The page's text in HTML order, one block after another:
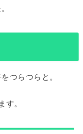
つらつらと。
す。